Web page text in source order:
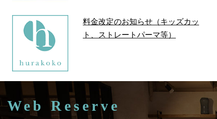
料金改定のお知らせ（キッズカッ
ト、ストレートパーマ等）
Web Reserve